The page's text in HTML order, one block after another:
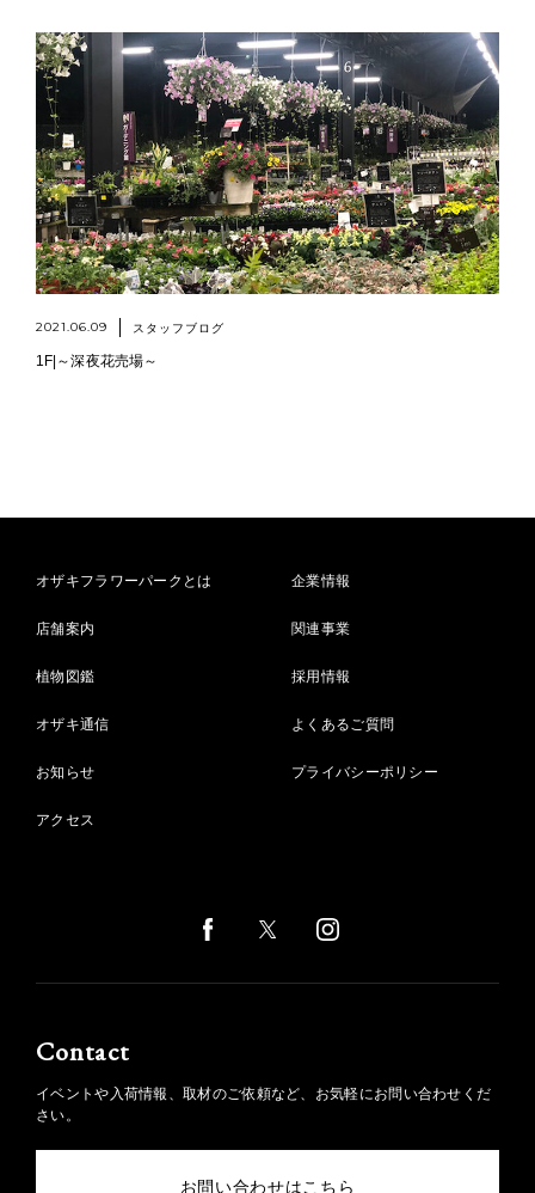
2021.06.09 スタッフブログ
1F|～深夜花売場～
オザキフラワーパークとは
店舗案内
植物図鑑
オザキ通信
お知らせ
アクセス
企業情報
関連事業
採用情報
よくあるご質問
プライバシーポリシー
Contact
イベントや入荷情報、取材のご依頼など、お気軽にお問い合わせくだ
さい。
お問い合わせはこちら